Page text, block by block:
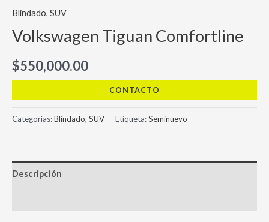
Blindado, SUV
Volkswagen Tiguan Comfortline
$550,000.00
CONTACTO
Categorías:Blindado, SUV Etiqueta:Seminuevo
Descripción